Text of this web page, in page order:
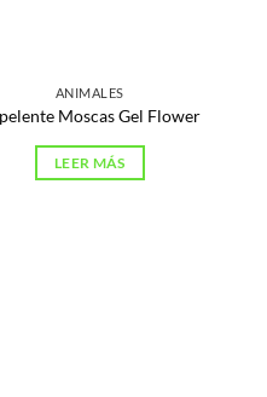
ANIMALES
Moscas Gel Flower
LEER MÁS